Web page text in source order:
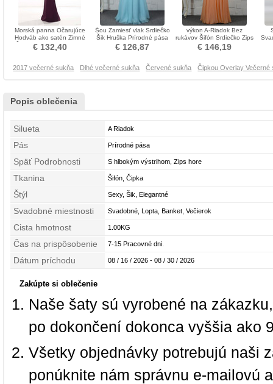
Morská panna Očarujúce
Hodváb ako satén Zimné
Číre zadné Večerné šaty
€ 132,40
Šou Zamiesť vlak Srdiečko
Šik Hruška Prírodné pása
Večerné šaty
€ 126,87
výkon A-Riadok Bez
rukávov Šifón Srdiečko Zips
hore Večerné šaty
€ 146,19
2017 večerné sukňa Dlhé večerné sukňa Červené sukňa Čipkou Overlay Večerné
Popis oblečenia
Silueta A Riadok
Pás Prírodné pása
Späť Podrobnosti S hlbokým výstrihom, Zips hore
Tkanina Šifón, Čipka
Štýl Sexy, Šik, Elegantné
Svadobné miestnosti Svadobné, Lopta, Banket, Večierok
Cista hmotnost 1.00KG
Čas na prispôsobenie 7-15 Pracovné dni.
Dátum príchodu 08 / 16 / 2026 - 08 / 30 / 2026
Zakúpte si oblečenie
Naše šaty sú vyrobené na
po dokončení dokonca vyššia ako
Všetky objednávky potrebujú naši
ponúknite nám správnu e-mailovú